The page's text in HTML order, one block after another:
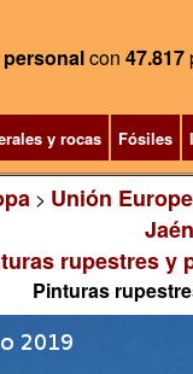
personalcon 47.817
y rocas Fósiles
> Unión
Jaén
rupestres y
Pinturas